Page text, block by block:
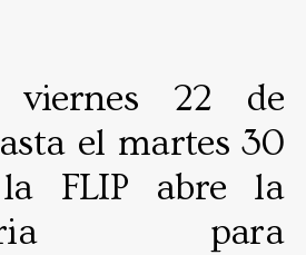
viernes 22 de
el martes 30
FLIP abre la
para